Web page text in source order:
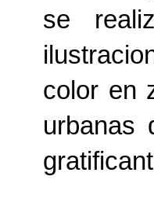
se
color en
urbanas